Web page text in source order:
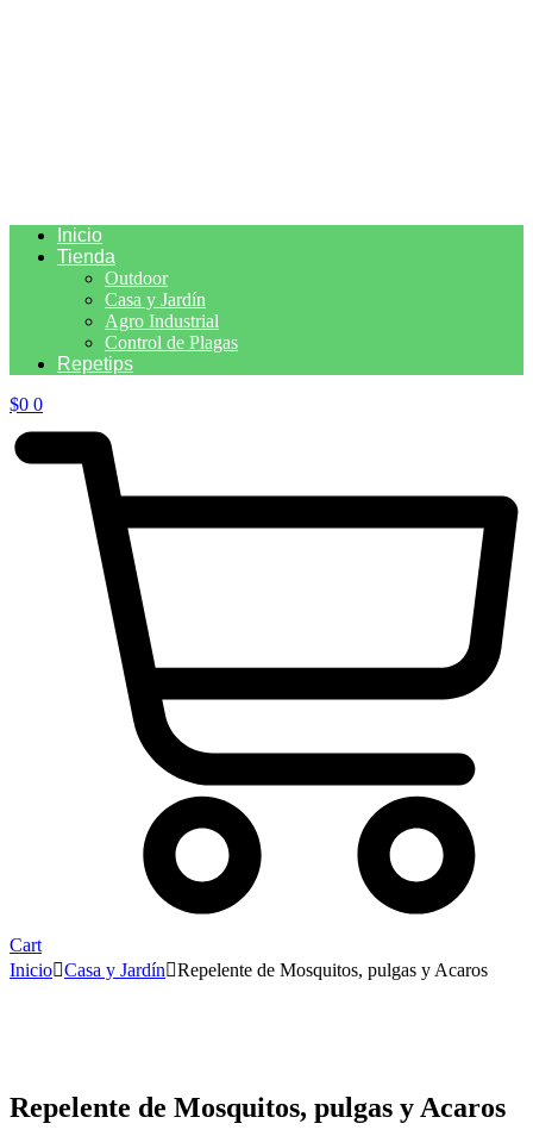
Inicio
Tienda
Outdoor
Casa y Jardín
Agro Industrial
Control de Plagas
Repetips
$0 0
Cart
Inicio Casa y Jardín Repelente de Mosquitos, pulgas y Acaros
Repelente de Mosquitos, pulgas y Acaros